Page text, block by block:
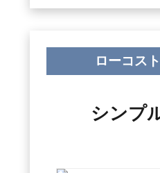
ローコス
シンプ